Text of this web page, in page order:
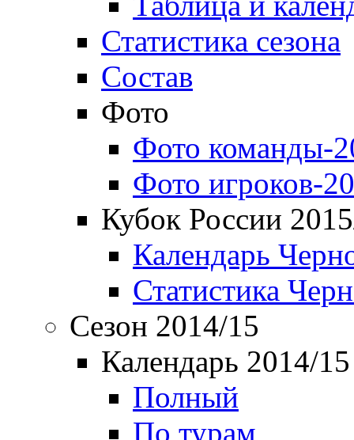
Статистика сезона
Состав
Фото
Фото команды-
Фото игроков-
Кубок России
Календарь
Статистика
Сезон 2014/15
Календарь 2014/15
Полный
По турам